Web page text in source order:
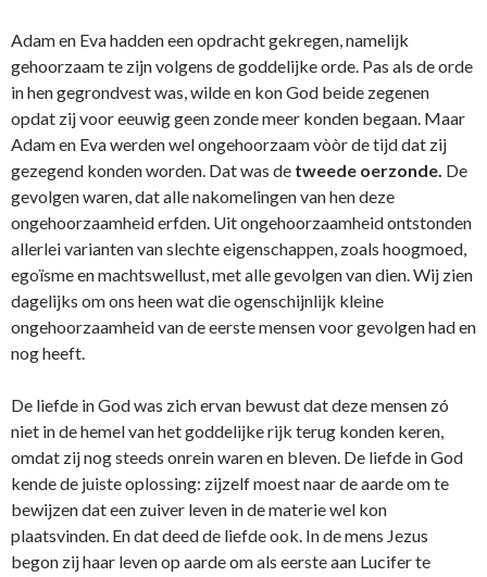
Adam en Eva hadden een opdracht gekregen, namelijk
gehoorzaam te zijn volgens de goddelijke orde. Pas als de orde
in hen gegrondvest was, wilde en kon God beide zegenen
opdat zij voor eeuwig geen zonde meer konden begaan. Maar
Adam en Eva werden wel ongehoorzaam vòòr de tijd dat zij
gezegend konden worden. Dat was de tweede oerzonde. De
gevolgen waren, dat alle nakomelingen van hen deze
ongehoorzaamheid erfden. Uit ongehoorzaamheid ontstonden
allerlei varianten van slechte eigenschappen, zoals hoogmoed,
egoïsme en machtswellust, met alle gevolgen van dien. Wij zien
dagelijks om ons heen wat die ogenschijnlijk kleine
ongehoorzaamheid van de eerste mensen voor gevolgen had en
nog heeft.
De liefde in God was zich ervan bewust dat deze mensen zó
niet in de hemel van het goddelijke rijk terug konden keren,
omdat zij nog steeds onrein waren en bleven. De liefde in God
kende de juiste oplossing: zijzelf moest naar de aarde om te
bewijzen dat een zuiver leven in de materie wel kon
plaatsvinden. En dat deed de liefde ook. In de mens Jezus
begon zij haar leven op aarde om als eerste aan Lucifer te